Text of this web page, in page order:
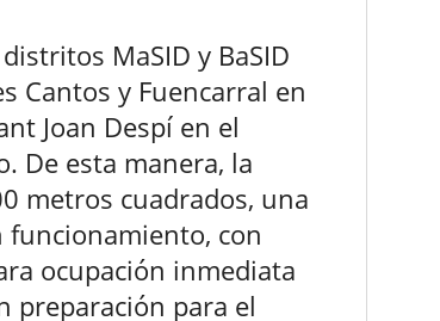
MaSID y BaSID
Cantos y Fuencarral en
Joan Despí en el
De esta manera, la
metros cuadrados, una
funcionamiento, con
ocupación inmediata
preparación para el